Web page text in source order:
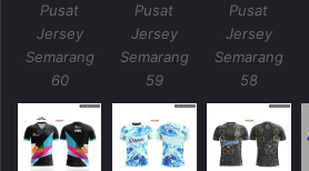
Pusat
Jersey
Semarang
60
Pusat
Jersey
Semarang
59
Pusat
Jersey
Semarang
58